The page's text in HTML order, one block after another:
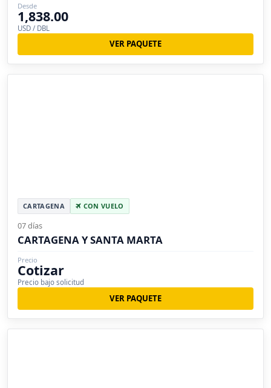
Desde
1,838.00
USD / DBL
VER PAQUETE
CARTAGENA CON VUELO
07 días
CARTAGENA Y SANTA MARTA
Precio
Cotizar
Precio bajo solicitud
VER PAQUETE